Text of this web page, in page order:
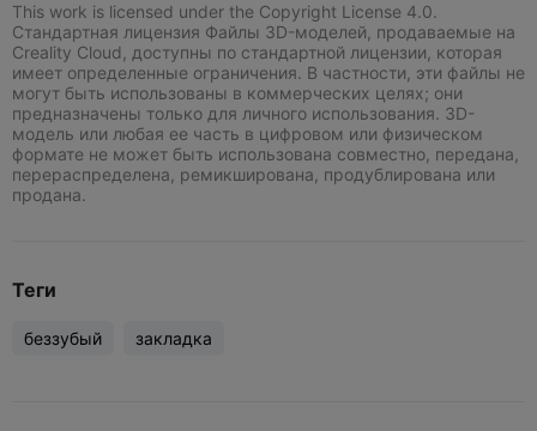
This work is licensed under the Copyright License 4.0.
Стандартная лицензия Файлы 3D-моделей, продаваемые на
Creality Cloud, доступны по стандартной лицензии, которая
имеет определенные ограничения. В частности, эти файлы не
могут быть использованы в коммерческих целях; они
предназначены только для личного использования. 3D-
модель или любая ее часть в цифровом или физическом
формате не может быть использована совместно, передана,
перераспределена, ремикширована, продублирована или
продана.
Теги
беззубый закладка